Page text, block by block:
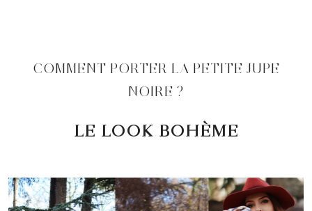
COMMENT PORTER LA PETITE JUPE
NOIRE ?
LE LOOK BOHÈME